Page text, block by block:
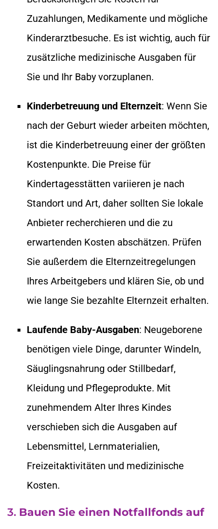
Zuzahlungen, Medikamente und mögliche
Kinderarztbesuche. Es ist wichtig, auch für
zusätzliche medizinische Ausgaben für
Sie und Ihr Baby vorzuplanen.
Kinderbetreuung und Elternzeit: Wenn Sie
nach der Geburt wieder arbeiten möchten,
ist die Kinderbetreuung einer der größten
Kostenpunkte. Die Preise für
Kindertagesstätten variieren je nach
Standort und Art, daher sollten Sie lokale
Anbieter recherchieren und die zu
erwartenden Kosten abschätzen. Prüfen
Sie außerdem die Elternzeitregelungen
Ihres Arbeitgebers und klären Sie, ob und
wie lange Sie bezahlte Elternzeit erhalten.
Laufende Baby-Ausgaben: Neugeborene
benötigen viele Dinge, darunter Windeln,
Säuglingsnahrung oder Stillbedarf,
Kleidung und Pflegeprodukte. Mit
zunehmendem Alter Ihres Kindes
verschieben sich die Ausgaben auf
Lebensmittel, Lernmaterialien,
Freizeitaktivitäten und medizinische
Kosten.
3. Bauen Sie einen Notfallfonds auf